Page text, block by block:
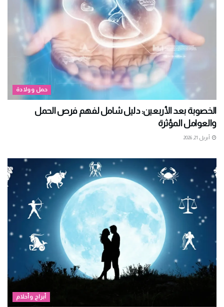
حمل وولادة
الخصوبة بعد الأربعين: دليل شامل لفهم فرص الحمل
والعوامل المؤثرة
أبريل 21, 2026
أبراج وأحلام